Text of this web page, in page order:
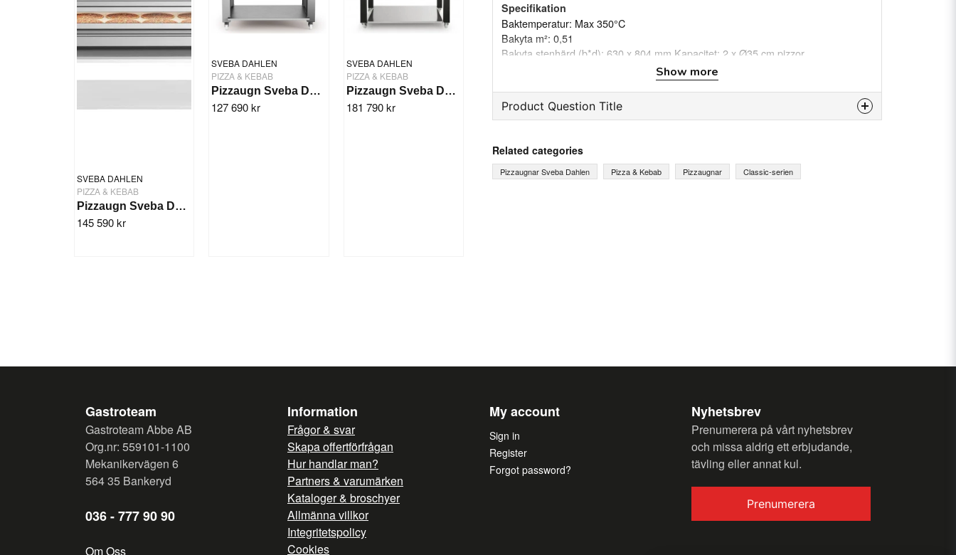
SVEBA DAHLEN
PIZZA & KEBAB
Pizzaugn Sveba Dahlen P802 - 2 däck
145 590 kr
SVEBA DAHLEN
PIZZA & KEBAB
Pizzaugn Sveba Dahlen P602-2 däck
127 690 kr
SVEBA DAHLEN
PIZZA & KEBAB
Pizzaugn Sveba Dahlen DC-23P, 2-däck
181 790 kr
Specifikation
Baktemperatur: Max 350°C
Bakyta m²: 0,51
Bakyta stenhärd (b*d): 630 x 804 mm Kapacitet: 2 x Ø35 cm pizzor
Yttermått (b*h*d): 1075 x 1700 x 1380 mm
Djup med imkåpa samt kvalmkanal: 1380 mm
Vikt: 162 kg
Serie: DC
Show more
Product Question Title
Ask us something about this product...
Send question
Related categories
Pizzaugnar Sveba Dahlen Pizza & Kebab Pizzaugnar Classic-serien
Gastroteam
Gastroteam Abbe AB
Org.nr: 559101-1100
Mekanikervägen 6
564 35 Bankeryd
036 - 777 90 90
Om Oss
Information
Frågor & svar
Skapa offertförfrågan
Hur handlar man?
Partners & varumärken
Kataloger & broschyer
Allmänna villkor
Integritetspolicy
Cookies
My account
Sign in
Register
Forgot password?
Nyhetsbrev
Prenumerera på vårt nyhetsbrev
och missa aldrig ett erbjudande,
tävling eller annat kul.
Prenumerera